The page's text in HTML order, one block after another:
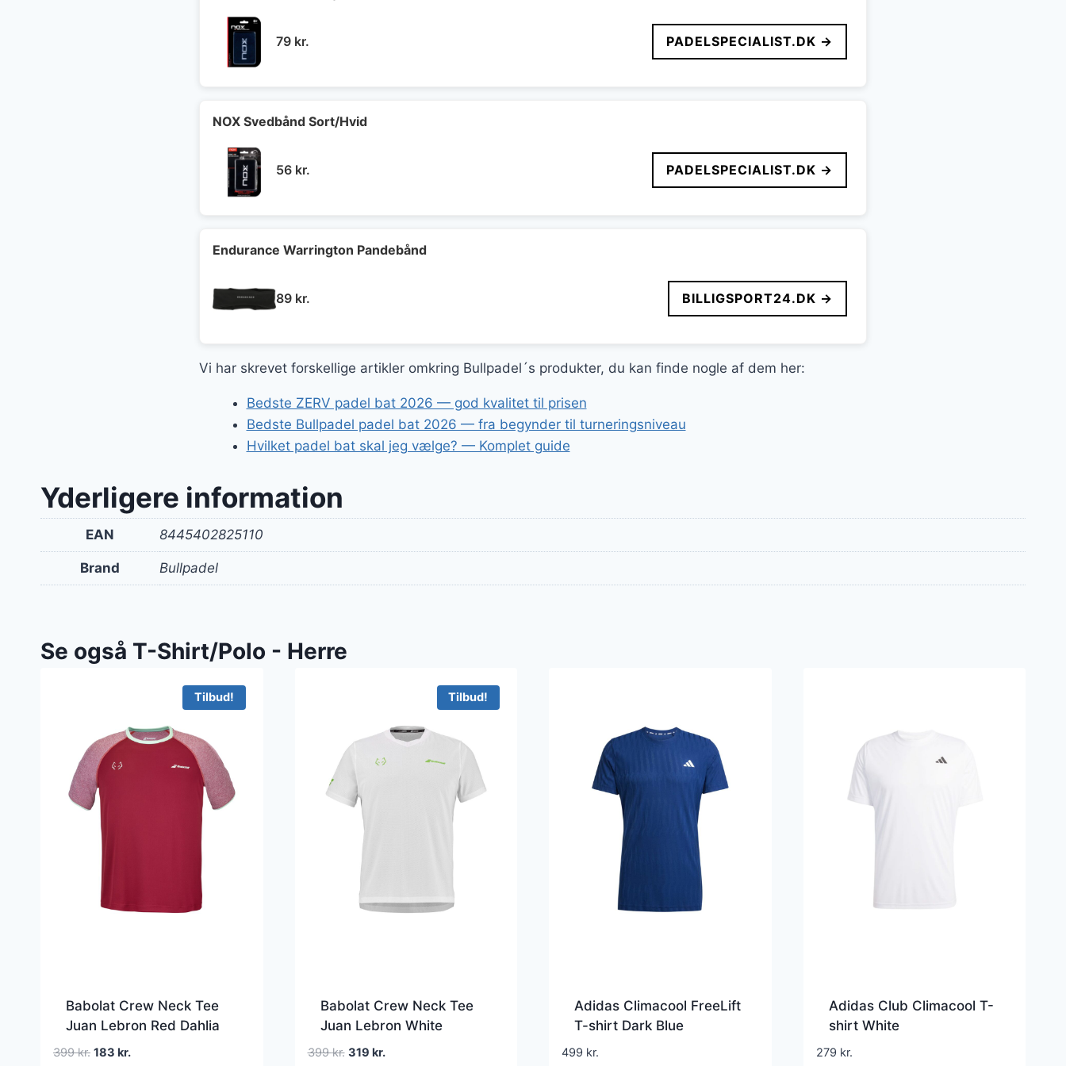
79 kr. PADELSPECIALIST.DK →
NOX Svedbånd Sort/Hvid
56 kr. PADELSPECIALIST.DK →
Endurance Warrington Pandebånd
89 kr. BILLIGSPORT24.DK →
Vi har skrevet forskellige artikler omkring Bullpadel´s produkter, du kan finde nogle af dem her:
Bedste ZERV padel bat 2026 — god kvalitet til prisen
Bedste Bullpadel padel bat 2026 — fra begynder til turneringsniveau
Hvilket padel bat skal jeg vælge? — Komplet guide
Yderligere information
EAN 8445402825110
Brand Bullpadel
Se også T-Shirt/Polo - Herre
Tilbud!
Babolat Crew Neck Tee
Juan Lebron Red Dahlia
399kr. Den
183 kr.Den
Tilbud!
Babolat Crew Neck Tee
Juan Lebron White
399kr. Den
319 kr.Den
Adidas Climacool FreeLift
T-shirt Dark Blue
499 kr.
Adidas Club Climacool T-
shirt White
279 kr.